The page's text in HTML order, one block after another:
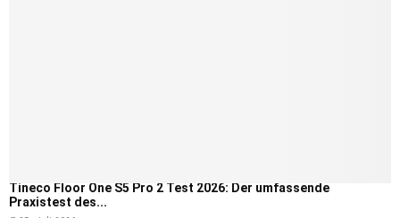
Tineco Floor One S5 Pro 2 Test 2026: Der umfassende
Praxistest des...